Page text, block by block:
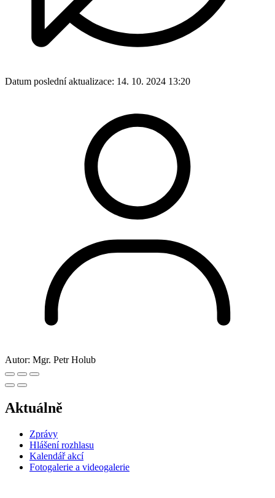
Datum poslední aktualizace: 14. 10. 2024 13:20
Autor: Mgr. Petr Holub
Aktuálně
Zprávy
Hlášení rozhlasu
Kalendář akcí
Fotogalerie a videogalerie